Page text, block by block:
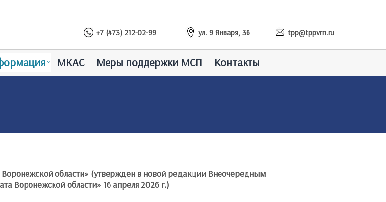
+7 (473) 212-02-99 ул. 9 Января, 36 tpp@tppvrn.ru
МКАС Меры поддержки МСП Контакты
области» (утвержден в новой редакции Внеочередным
Воронежской области» 16 апреля 2026 г.)